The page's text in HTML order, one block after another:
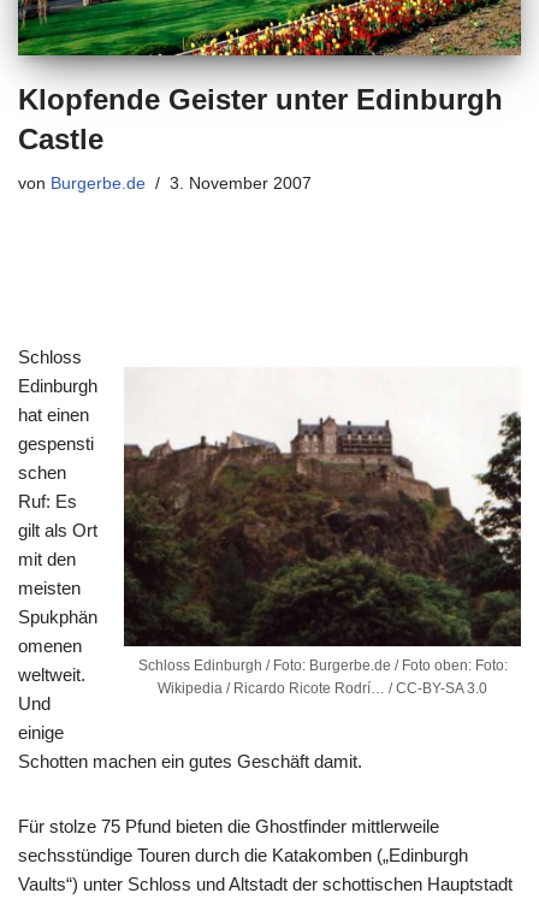
Klopfende Geister unter Edinburgh
Castle
von Burgerbe.de 3. November 2007
Schloss Edinburgh / Foto: Burgerbe.de / Foto oben: Foto:
Wikipedia / Ricardo Ricote Rodrí… / CC-BY-SA 3.0
Schloss
Edinburgh
hat einen
gespensti
schen
Ruf: Es
gilt als Ort
mit den
meisten
Spukphän
omenen
weltweit.
Und
einige
Schotten machen ein gutes Geschäft damit.
Für stolze 75 Pfund bieten die Ghostfinder mittlerweile
sechsstündige Touren durch die Katakomben („Edinburgh
Vaults“) unter Schloss und Altstadt der schottischen Hauptstadt